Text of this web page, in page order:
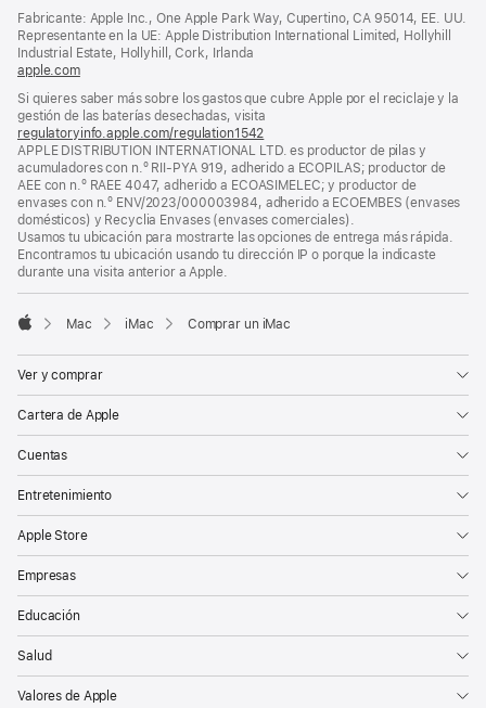
en
una
Fabricante: Apple Inc., One Apple Park Way, Cupertino, CA 95014, EE. UU.
Representante en la UE: Apple Distribution International Limited, Hollyhill
Industrial Estate, Hollyhill, Cork, Irlanda
apple.com(se
en
una
ventana
nueva)
Si quieres saber más sobre los gastos que cubre Apple por el reciclaje y la
gestión de las baterías desechadas, visita
regulatoryinfo.apple.com/regulation1542
abre
en
una
ventana
nueva)
APPLE DISTRIBUTION INTERNATIONAL LTD. es productor de pilas y
acumuladores con n.º RII-PYA 919, adherido a ECOPILAS; productor de
AEE con n.º RAEE 4047, adherido a ECOASIMELEC; y productor de
envases con n.º ENV/2023/000003984, adherido a ECOEMBES (envases
domésticos) y Recyclia Envases (envases comerciales).
Usamos tu ubicación para mostrarte las opciones de entrega más rápida.
Encontramos tu ubicación usando tu dirección IP o porque la indicaste
durante una visita anterior a Apple.
Mac iMac Comprar un iMac
Ver y comprar
Cartera de Apple
Cuentas
Entretenimiento
Apple Store
Empresas
Educación
Salud
Valores de Apple